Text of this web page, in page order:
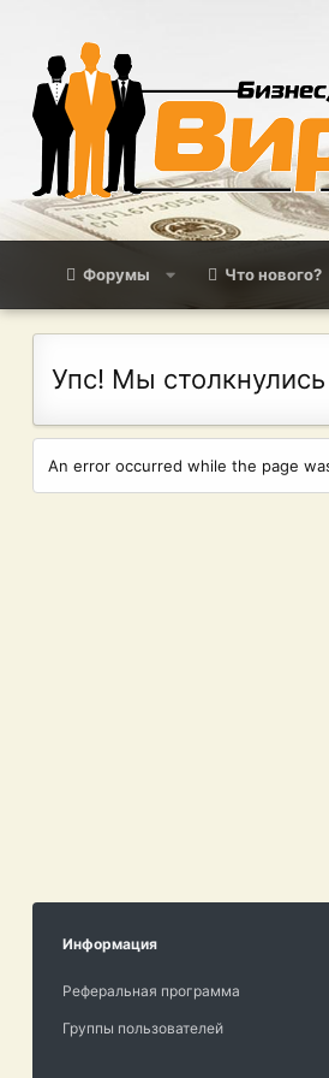
Форумы Что нового?
Упс! Мы
An error occurred while the page
Информация
Реферальная программа
Группы пользователей